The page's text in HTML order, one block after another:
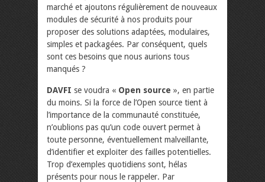
marché et ajoutons régulièrement de nouveaux
modules de sécurité à nos produits pour
proposer des solutions adaptées, modulaires,
simples et packagées. Par conséquent, quels
sont ces besoins que nous aurions tous
manqués ?
DAVFI se voudra « Open source », en partie
du moins. Si la force de l’Open source tient à
l’importance de la communauté constituée,
n’oublions pas qu’un code ouvert permet à
toute personne, éventuellement malveillante,
d’identifier et exploiter des failles potentielles.
Trop d’exemples quotidiens sont, hélas
présents pour nous le rappeler. Par